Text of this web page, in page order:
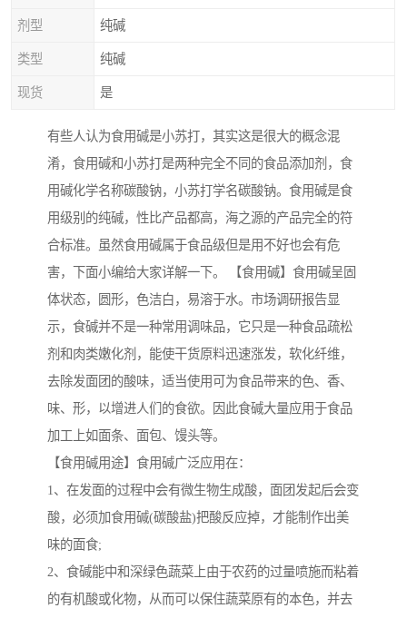
剂型 纯碱
类型 纯碱
现货 是
有些人认为食用碱是小苏打，其实这是很大的概念混
淆，食用碱和小苏打是两种完全不同的食品添加剂，食
用碱化学名称碳酸钠，小苏打学名碳酸钠。食用碱是食
用级别的纯碱，性比产品都高，海之源的产品完全的符
合标准。虽然食用碱属于食品级但是用不好也会有危
害，下面小编给大家详解一下。 【食用碱】食用碱呈固
体状态，圆形，色洁白，易溶于水。市场调研报告显
示，食碱并不是一种常用调味品，它只是一种食品疏松
剂和肉类嫩化剂，能使干货原料迅速涨发，软化纤维，
去除发面团的酸味，适当使用可为食品带来的色、香、
味、形，以增进人们的食欲。因此食碱大量应用于食品
加工上如面条、面包、馒头等。
【食用碱用途】食用碱广泛应用在：
1、在发面的过程中会有微生物生成酸，面团发起后会变
酸，必须加食用碱(碳酸盐)把酸反应掉，才能制作出美
味的面食;
2、食碱能中和深绿色蔬菜上由于农药的过量喷施而粘着
的有机酸或化物，从而可以保住蔬菜原有的本色，并去